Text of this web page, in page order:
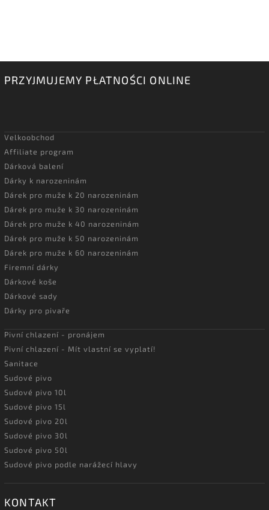
PRZYJMUJEMY PŁATNOŚCI ONLINE
Velkoobchod
Affiliate program
Dárková balení
Dárky k narozeninám
Dárek pro muže k 20 narozeninám
Dárek pro muže k 30 narozeninám
Dárek pro muže k 40 narozeninám
Dárek pro muže k 50 narozeninám
Dárek pro muže k 60 narozeninám
Firemní dárky
Dárkové koše
Dárkové sady
Dárky pro pivaře
Pivní chlazení - pronájem
Pivní chlazení - Mít vlastní se vyplatí!
Sanitace
Sudové pivo
Sudové pivo 10l
Sudové pivo 15l
Sudové pivo 20l
Sudové pivo 30l
Sudové pivo 50l
Sudové pivo podle narážecí hlavy
KONTAKT